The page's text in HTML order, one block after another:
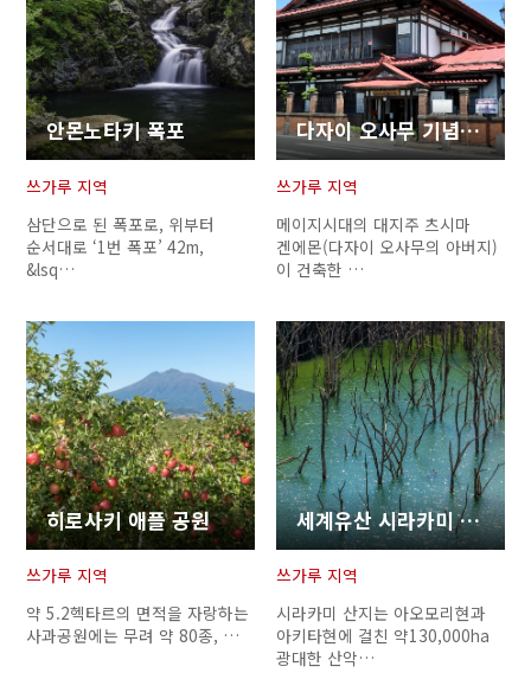
안몬노타키 폭포
쓰가루 지역
삼단으로 된 폭포로, 위부터
순서대로 ‘1번 폭포’ 42m,
&lsq…
다자이 오사무 기념관 ‘샤요칸’
쓰가루 지역
메이지시대의 대지주 츠시마
겐에몬(다자이 오사무의 아버지)
이 건축한 …
히로사키 애플 공원
쓰가루 지역
약 5.2헥타르의 면적을 자랑하는
사과공원에는 무려 약 80종, …
세계유산 시라카미 산지
쓰가루 지역
시라카미 산지는 아오모리현과
아키타현에 걸친 약130,000ha
광대한 산악…